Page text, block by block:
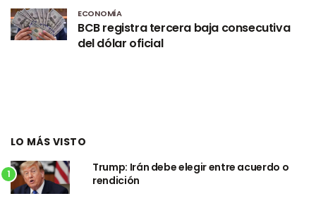
ECONOMÍA
BCB registra tercera baja consecutiva
del dólar oficial
LO MÁS VISTO
1
Trump: Irán debe elegir entre acuerdo o
rendición